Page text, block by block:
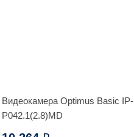
Видеокамера Optimus Basic IP-
P042.1(2.8)MD